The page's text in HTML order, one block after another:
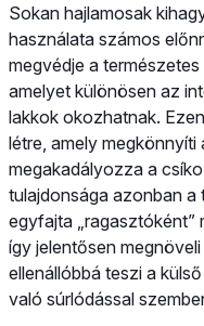
Sokan hajlamosak
használata számos
megvédje a
amelyet különösen az
lakkok okozhatnak.
létre, amely megkönnyíti
megakadályozza a
tulajdonsága azonban
egyfajta „ragasztóként”
így jelentősen
ellenállóbbá teszi a
való súrlódással